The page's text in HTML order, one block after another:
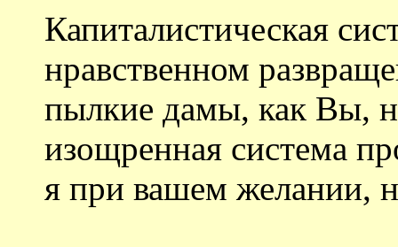
Капиталистическая
нравственном
пылкие дамы, как Вы,
изощренная система
я при вашем желании,